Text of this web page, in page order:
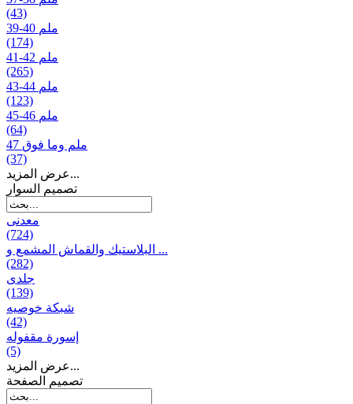
(43)
39-40 ملم
(174)
41-42 ملم
(265)
43-44 ملم
(123)
45-46 ملم
(64)
47 ملم وما فوق
(37)
عرض المزيد...
تصمیم السوار
معدنی
(724)
البلاستيك والقماش المشمع و ...
(282)
جلدی
(139)
شبكة خوصیه
(42)
إسورة مقفوله
(5)
عرض المزيد...
تصميم الصفحة